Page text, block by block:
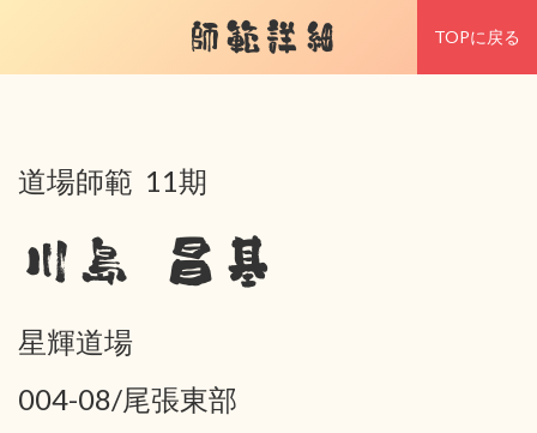
師範詳細 TOPに戻る
道場師範 11期
川島 昌基
星輝道場
004-08/尾張東部